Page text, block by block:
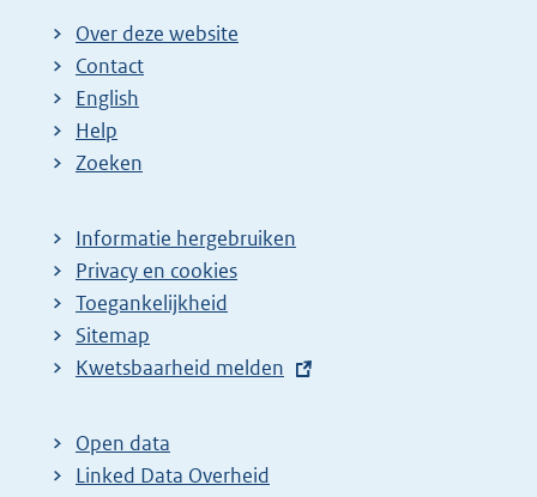
Over deze website
Contact
English
Help
Zoeken
Informatie hergebruiken
Privacy en cookies
Toegankelijkheid
Sitemap
E
t
e
Kwetsbaarheid melden
Open data
Linked Data Overheid